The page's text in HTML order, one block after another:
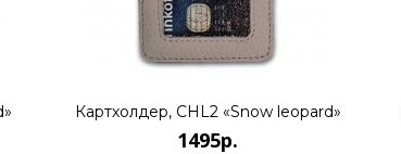
Картхолдер, CHL2 «Snow leopard»
1495р.